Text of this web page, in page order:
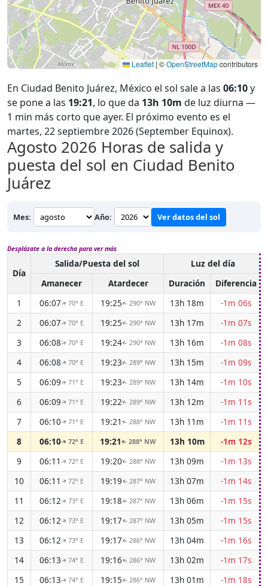
Leaflet | ©OpenStreetMapcontributors
En Ciudad Benito Juárez, México el sol sale a las 06:10y
se pone a las 19:21, lo que da 13h 10m de luz diurna —
1 min más corto que ayer. El próximo evento es el
martes, 22 septiembre 2026 (September Equinox).
Agosto 2026 Horas de salida y
puesta del sol en Ciudad Benito
Juárez
Mes: Año: Ver datos del sol
Desplázate a la derecha para ver más
Día
Salida/Puesta del sol Luz del día
Amanecer
Atardecer Duración
Diferencia
1
06:07↑70° E 19:25↑ 290° NW 13h 18m
-1m 06s
2
06:07↑70° E 19:25↑ 290° NW 13h 17m
-1m 07s
3
06:08↑70° E 19:24↑ 290° NW 13h 16m
-1m 08s
4
06:08↑70° E 19:23↑ 289° NW 13h 15m
-1m 09s
5
06:09↑71° E 19:23↑ 289° NW 13h 14m
-1m 10s
6
06:09↑71° E 19:22↑ 289° NW 13h 12m
-1m 11s
7
06:10↑71° E 19:21 ↑ 288° NW 13h 11m
-1m 11s
8
06:10↑72° E 19:21↑288° NW 13h 10m
-1m 12s
9
06:11 ↑72° E 19:20↑ 288° NW 13h 09m
-1m 13s
10
06:11 ↑72° E 19:19↑ 287° NW 13h 07m
-1m 14s
11
06:12↑73° E 19:18↑ 287° NW 13h 06m
-1m 15s
12
06:12↑73° E 19:17↑ 287° NW 13h 05m
-1m 15s
13
06:12↑73° E 19:17↑ 286° NW 13h 04m
-1m 16s
14
06:13↑ 74° E 19:16↑ 286° NW 13h 02m
-1m 17s
15
06:13↑ 74° E 19:15↑ 286° NW 13h 01m
-1m 18s